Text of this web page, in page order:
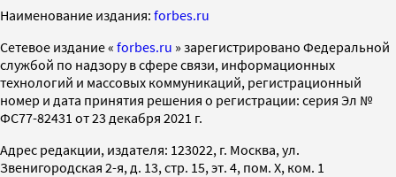
Наименование издания: forbes.ru
Cетевое издание « forbes.ru » зарегистрировано Федеральной
службой по надзору в сфере связи, информационных
технологий и массовых коммуникаций, регистрационный
номер и дата принятия решения о регистрации: серия Эл №
ФС77-82431 от 23 декабря 2021 г.
Адрес редакции, издателя: 123022, г. Москва, ул.
Звенигородская 2-я, д. 13, стр. 15, эт. 4, пом. X, ком. 1